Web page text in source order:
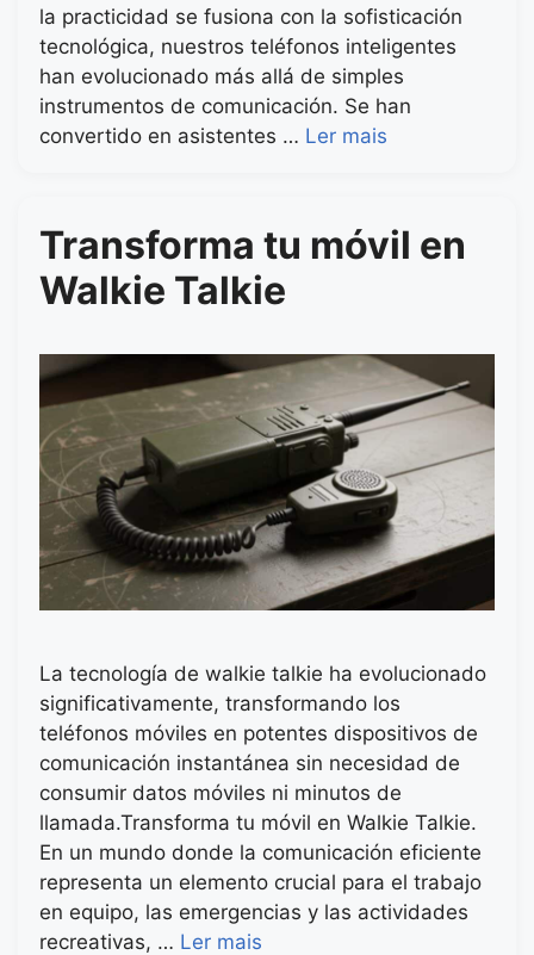
la practicidad se fusiona con la sofisticación
tecnológica, nuestros teléfonos inteligentes
han evolucionado más allá de simples
instrumentos de comunicación. Se han
convertido en asistentes … Ler mais
Transforma tu móvil en
Walkie Talkie
La tecnología de walkie talkie ha evolucionado
significativamente, transformando los
teléfonos móviles en potentes dispositivos de
comunicación instantánea sin necesidad de
consumir datos móviles ni minutos de
llamada.Transforma tu móvil en Walkie Talkie.
En un mundo donde la comunicación eficiente
representa un elemento crucial para el trabajo
en equipo, las emergencias y las actividades
recreativas, … Ler mais